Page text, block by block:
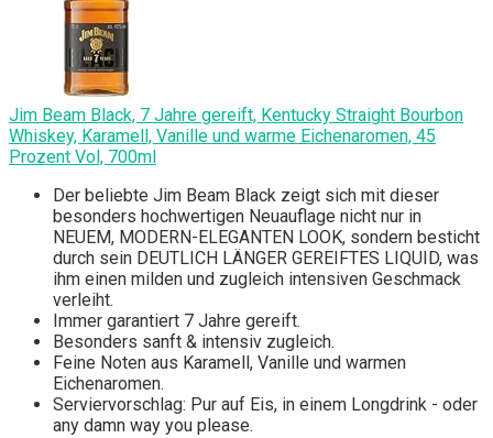
Jim Beam Black, 7 Jahre gereift, Kentucky Straight Bourbon
Whiskey, Karamell, Vanille und warme Eichenaromen, 45
Prozent Vol, 700ml
Der beliebte Jim Beam Black zeigt sich mit dieser
besonders hochwertigen Neuauflage nicht nur in
NEUEM, MODERN-ELEGANTEN LOOK, sondern besticht
durch sein DEUTLICH LÄNGER GEREIFTES LIQUID, was
ihm einen milden und zugleich intensiven Geschmack
verleiht.
Immer garantiert 7 Jahre gereift.
Besonders sanft & intensiv zugleich.
Feine Noten aus Karamell, Vanille und warmen
Eichenaromen.
Serviervorschlag: Pur auf Eis, in einem Longdrink - oder
any damn way you please.